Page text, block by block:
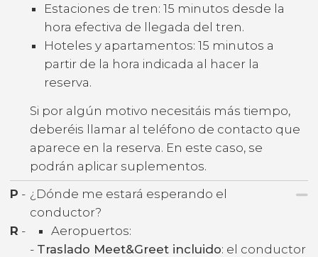
Estaciones de tren: 15 minutos desde la
hora efectiva de llegada del tren.
Hoteles y apartamentos: 15 minutos a
partir de la hora indicada al hacer la
reserva.
Si por algún motivo necesitáis más tiempo,
deberéis llamar al teléfono de contacto que
aparece en la reserva. En este caso, se
podrán aplicar suplementos.
P - ¿Dónde me estará esperando el
conductor?
R -
Aeropuertos:
- Traslado Meet&Greet incluido: el conductor